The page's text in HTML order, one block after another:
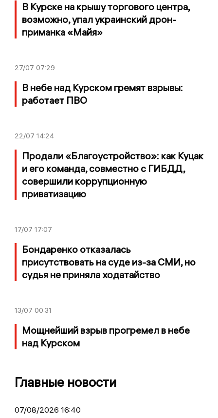
В Курске на крышу торгового центра,
возможно, упал украинский дрон-
приманка «Майя»
27/07 07:29
В небе над Курском гремят взрывы:
работает ПВО
22/07 14:24
Продали «Благоустройство»: как Куцак
и его команда, совместно с ГИБДД,
совершили коррупционную
приватизацию
17/07 17:07
Бондаренко отказалась
присутствовать на суде из-за СМИ, но
судья не приняла ходатайство
13/07 00:31
Мощнейший взрыв прогремел в небе
над Курском
Главные новости
07/08/2026 16:40